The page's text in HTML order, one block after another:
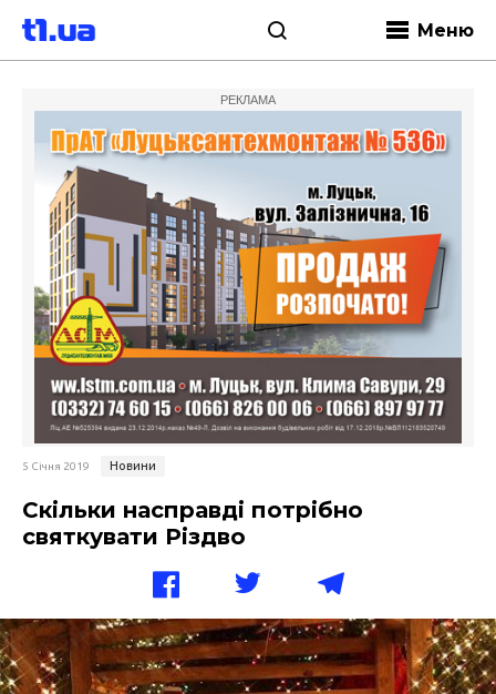
Меню
РЕКЛАМА
5 Січня 2019 Новини
Скільки насправді потрібно
святкувати Різдво